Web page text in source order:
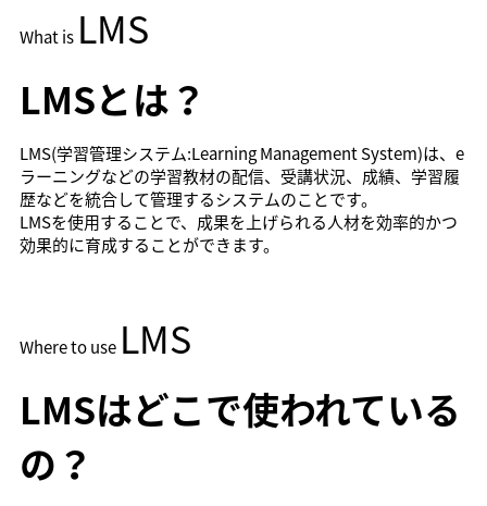
What is LMS
LMSとは？
LMS(学習管理システム:Learning Management System)は、e
ラーニングなどの学習教材の配信、受講状況、成績、学習履
歴などを統合して管理するシステムのことです。
LMSを使用することで、成果を上げられる人材を効率的かつ
効果的に育成することができます。
Where to use LMS
LMSはどこで使われている
の？